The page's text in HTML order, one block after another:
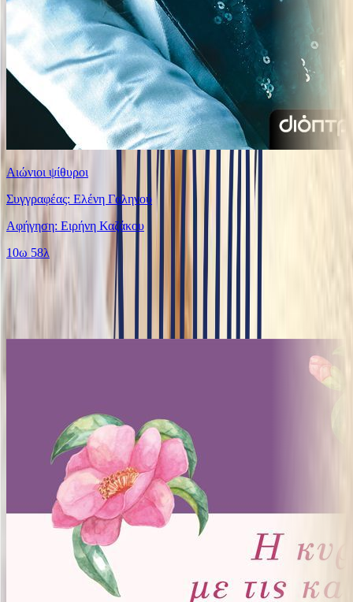
Αιώνιοι ψίθυροι
Συγγραφέας: Ελένη Γαληνού
Αφήγηση: Ειρήνη Καζάκου
10ω 58λ
Ίδιος Αφηγητής